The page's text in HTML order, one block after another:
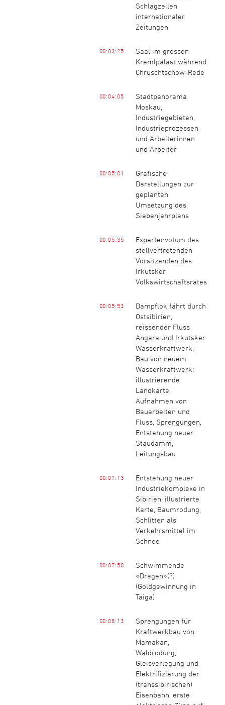
Schlagzeilen
internationaler
Zeitungen
00:03:25
Saal im grossen
Kremlpalast während
Chruschtschow-Rede
00:04:05
Stadtpanorama
Moskau,
Industriegebieten,
Industrieprozessen
und Arbeiterinnen
und Arbeiter
00:05:01
Grafische
Darstellungen zur
geplanten
Umsetzung des
Siebenjahrplans
00:05:35
Expertenvotum des
stellvertretenden
Vorsitzenden des
Irkutsker
Volkswirtschaftsrates
00:05:53
Dampflok fährt durch
Ostsibirien,
reissender Fluss
Angara und Irkutsker
Wasserkraftwerk,
Bau von neuem
Wasserkraftwerk:
illustrierende
Landkarte,
Aufnahmen von
Bauarbeiten und
Fluss, Sprengungen,
Entstehung neuer
Staudamm,
Leitungsbau
00:07:13
Entstehung neuer
Industriekomplexe in
Sibirien: illustrierte
Karte, Baumrodung,
Schlitten als
Verkehrsmittel im
Schnee
00:07:50
Schwimmende
«Dragen»(?)
(Goldgewinnung in
Taiga)
00:08:13
Sprengungen für
Kraftwerkbau von
Mamakan,
Waldrodung,
Gleisverlegung und
Elektrifizierung der
(transsibirischen)
Eisenbahn, erste